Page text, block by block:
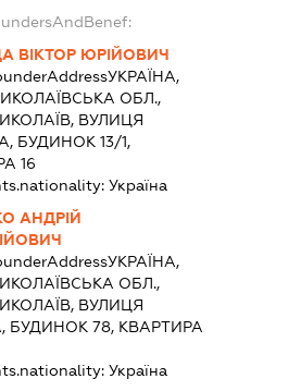
ВІКТОР ЮРІЙОВИЧ
УКРАЇНА,
ОБЛ.,
ВУЛИЦЯ
БУДИНОК 13/1,
16
Україна
АНДРІЙ
УКРАЇНА,
ОБЛ.,
ВУЛИЦЯ
БУДИНОК 78, КВАРТИРА
Україна